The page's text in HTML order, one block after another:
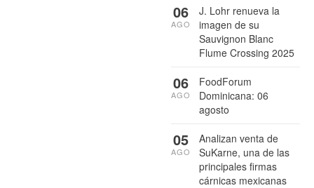
J. Lohr renueva la
imagen de su
Sauvignon Blanc
Flume Crossing 2025
06
AGO
FoodForum
Dominicana: 06
agosto
06
AGO
Analizan venta de
SuKarne, una de las
principales firmas
cárnicas mexicanas
05
AGO